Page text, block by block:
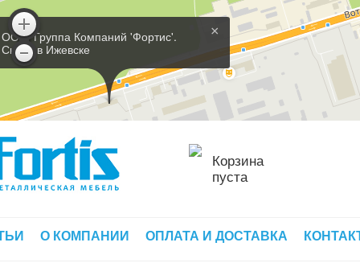
×
ООО 'Группа Компаний 'Фортис'.
Склад в Ижевске
Корзина
пуста
О КОМПАНИИ ОПЛАТА И ДОСТАВКА